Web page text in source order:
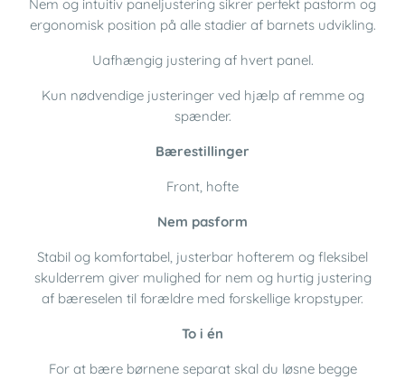
Nem og intuitiv paneljustering sikrer perfekt pasform og
ergonomisk position på alle stadier af barnets udvikling.
Uafhængig justering af hvert panel.
Kun nødvendige justeringer ved hjælp af remme og
spænder.
Bærestillinger
Front, hofte
Nem pasform
Stabil og komfortabel, justerbar hofterem og fleksibel
skulderrem giver mulighed for nem og hurtig justering
af bæreselen til forældre med forskellige kropstyper.
To i én
For at bære børnene separat skal du løsne begge